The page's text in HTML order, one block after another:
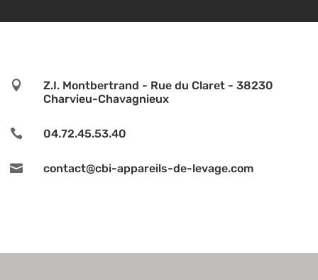

Z.I. Montbertrand - Rue du Claret - 38230
Charvieu-Chavagnieux
 04.72.45.53.40
 contact@cbi-appareils-de-levage.com